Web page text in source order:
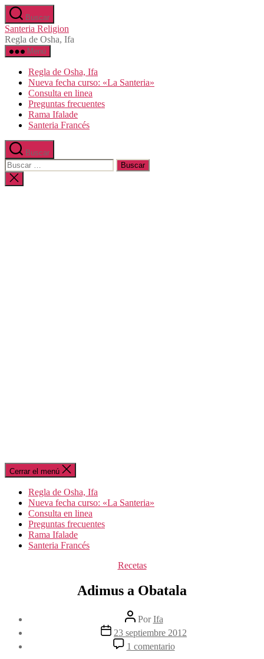
Saltar
al
contenido
Buscar
Santeria Religion
Regla de Osha, Ifa
Menú
Regla de Osha, Ifa
Nueva fecha curso: «La Santeria»
Consulta en linea
Preguntas frecuentes
Rama Ifalade
Santeria Francés
Buscar
Buscar:
Cerrar
la
Cerrar el menú
Regla de Osha, Ifa
Nueva fecha curso: «La Santeria»
Consulta en linea
Preguntas frecuentes
Rama Ifalade
Santeria Francés
Categorías
Recetas
Adimus a Obatala
Autor
de
la
entrada
PorIfa
Fecha23 septiembre 2012
1 comentario
Adimus